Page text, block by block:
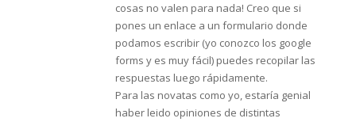
cosas no valen para nada! Creo que si
pones un enlace a un formulario donde
podamos escribir (yo conozco los google
forms y es muy fácil) puedes recopilar las
respuestas luego rápidamente.
Para las novatas como yo, estaría genial
haber leido opiniones de distintas